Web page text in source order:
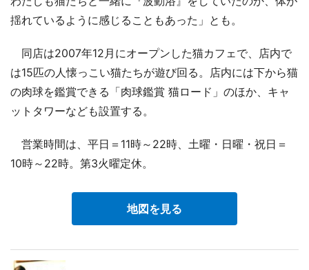
揺れているように感じることもあった」とも。
同店は2007年12月にオープンした猫カフェで、店内で
は15匹の人懐っこい猫たちが遊び回る。店内には下から猫
の肉球を鑑賞できる「肉球鑑賞 猫ロード」のほか、キャ
ットタワーなども設置する。
営業時間は、平日＝11時～22時、土曜・日曜・祝日＝
10時～22時。第3火曜定休。
地図を見る